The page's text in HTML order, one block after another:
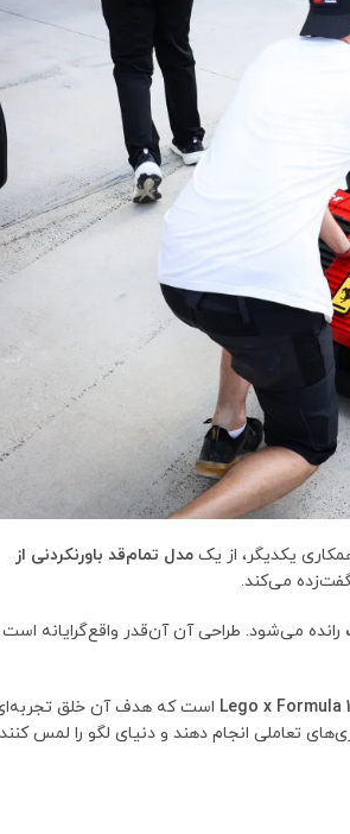
مدل تمام‌قد باورنکردنی از
می‌کند.
رانده می‌شود. طراحی آن آن‌قدر واقع‌گرایانه
Lego x Formula است که هدف آن خلق
تعاملی انجام دهند و دنیای لگو را لمس